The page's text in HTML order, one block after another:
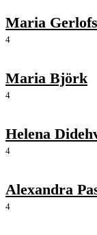
Maria
4
Maria Björk
4
Helena
4
Alexandra
4